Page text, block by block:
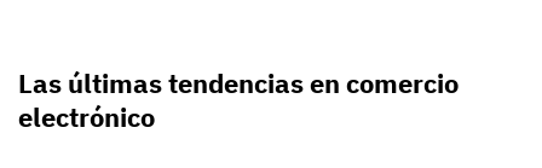
Las últimas tendencias en comercio
electrónico